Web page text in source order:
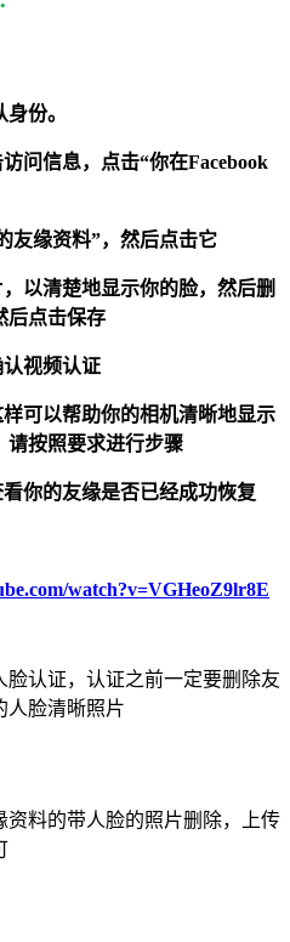
份。
问信息，点击“你在Facebook
友缘资料”，然后点击它
以清楚地显示你的脸，然后删
后点击保存
视频认证
可以帮助你的相机清晰地显示
请按照要求进行步骤
你的友缘是否已经成功恢复
watch?v=VGHeoZ9lr8E
认证，认证之前一定要删除友
人脸清晰照片
资料的带人脸的照片删除，上传